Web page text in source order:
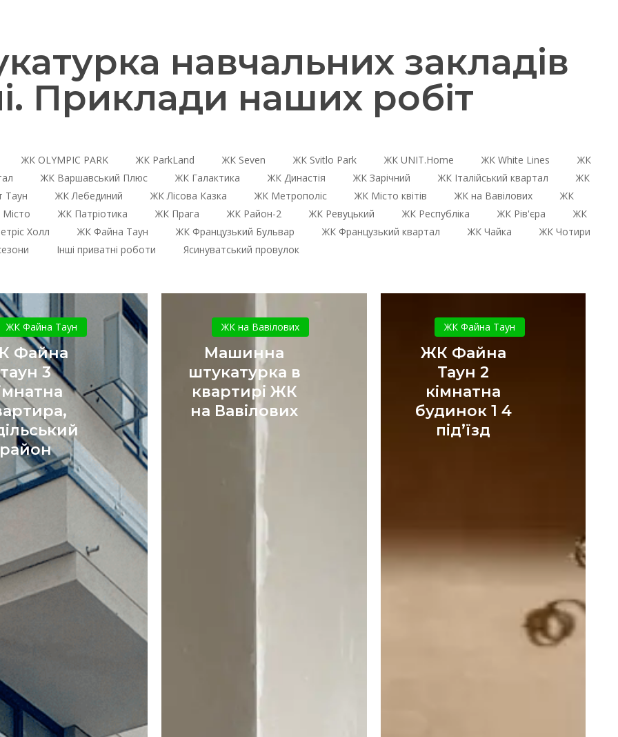
навчальних закладів
Приклади наших робіт
ЖК OLYMPIC PARK ЖК ParkLand ЖК Seven ЖК Svitlo Park ЖК UNIT.Home ЖК White Lines
ЖК
ЖК Варшавський Плюс ЖК Галактика ЖК Династія ЖК Зарічний ЖК Італійський квартал
ЖК
Таун ЖК Лебединий ЖК Лісова Казка ЖК Метрополіс ЖК Місто квітів ЖК на Вавілових
ЖК
ЖК Патріотика ЖК Прага ЖК Район-2 ЖК Ревуцький ЖК Республіка ЖК Рів'єра
ЖК
Холл ЖК Файна Таун ЖК Французький Бульвар ЖК Французький квартал ЖК Чайка
ЖК Чотири
Інші приватні роботи Ясинуватський провулок
Файна
таун
3
кімнатна
квартира,
Подільський
район
ЖК Файна Таун
Файна
таун 3
район
штукатурка
в
квартирі
ЖК
на
Вавілових
ЖК на Вавілових
Машинна
штукатурка в
квартирі ЖК
на Вавілових
Файна
Таун
2
кімнатна
будинок
1
4
ЖК Файна Таун
ЖК Файна
Таун 2
кімнатна
будинок 1 4
під’їзд